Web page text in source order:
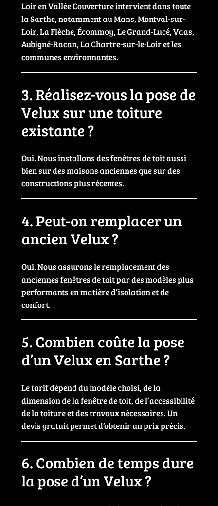
Loir en Vallée Couverture intervient dans toute
la Sarthe, notamment au Mans, Montval-sur-
Loir, La Flèche, Écommoy, Le Grand-Lucé, Vaas,
Aubigné-Racan, La Chartre-sur-le-Loir et les
communes environnantes.
3. Réalisez-vous la pose de
Velux sur une toiture
existante ?
Oui. Nous installons des fenêtres de toit aussi
bien sur des maisons anciennes que sur des
constructions plus récentes.
4. Peut-on remplacer un
ancien Velux ?
Oui. Nous assurons le remplacement des
anciennes fenêtres de toit par des modèles plus
performants en matière d’isolation et de
confort.
5. Combien coûte la pose
d’un Velux en Sarthe ?
Le tarif dépend du modèle choisi, de la
dimension de la fenêtre de toit, de l’accessibilité
de la toiture et des travaux nécessaires. Un
devis gratuit permet d’obtenir un prix précis.
6. Combien de temps dure
la pose d’un Velux ?